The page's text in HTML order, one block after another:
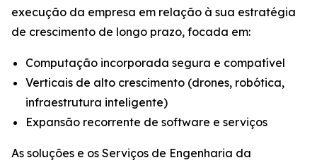
execução da empresa em relação à sua estratégia
de crescimento de longo prazo, focada em:
Computação incorporada segura e compatível
Verticais de alto crescimento (drones, robótica,
infraestrutura inteligente)
Expansão recorrente de software e serviços
As soluções e os Serviços de Engenharia da